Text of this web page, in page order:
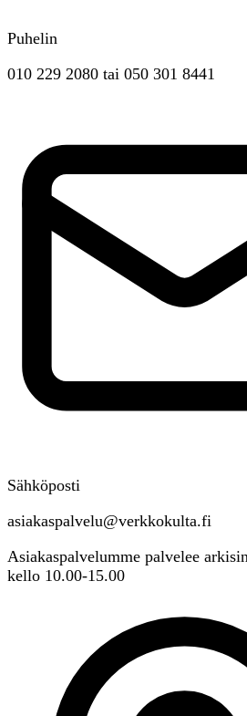
Puhelin
010 229 2080 tai 050 301 8441
Sähköposti
asiakaspalvelu@verkkokulta.fi
Asiakaspalvelumme palvelee
kello 10.00-15.00